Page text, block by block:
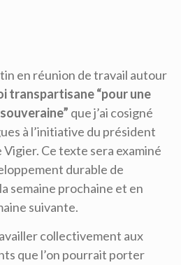
en réunion de travail autour
transpartisane “pour une
que j’ai cosigné
à l’initiative du président
Vigier. Ce texte sera examiné
durable de
semaine prochaine et en
suivante.
collectivement aux
que l’on pourrait porter